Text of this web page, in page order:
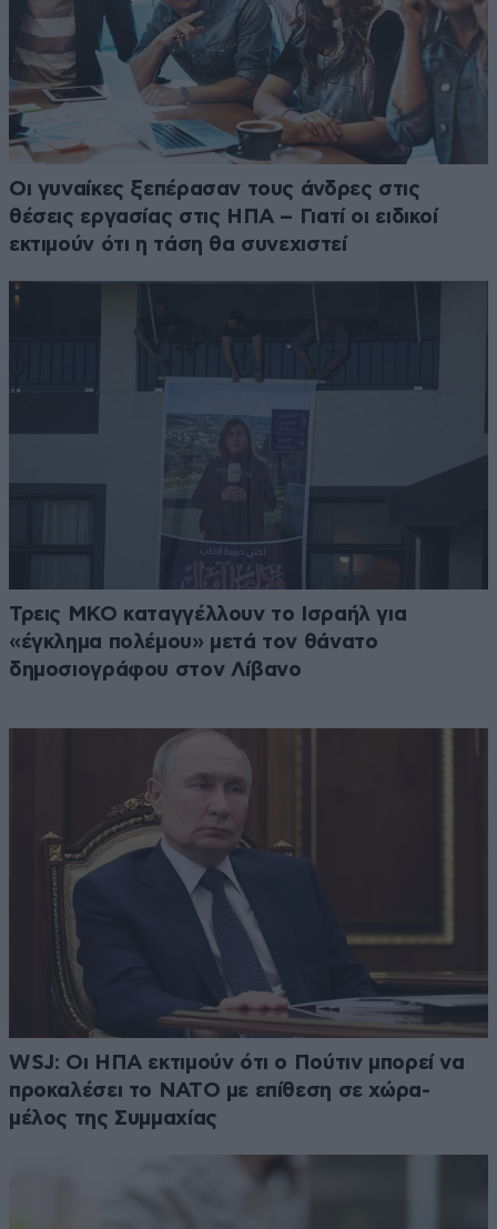
Οι γυναίκες ξεπέρασαν τους άνδρες στις
θέσεις εργασίας στις ΗΠΑ – Γιατί οι ειδικοί
εκτιμούν ότι η τάση θα συνεχιστεί
Τρεις ΜΚΟ καταγγέλλουν το Ισραήλ για
«έγκλημα πολέμου» μετά τον θάνατο
δημοσιογράφου στον Λίβανο
WSJ: Οι ΗΠΑ εκτιμούν ότι ο Πούτιν μπορεί να
προκαλέσει το ΝΑΤΟ με επίθεση σε χώρα-
μέλος της Συμμαχίας